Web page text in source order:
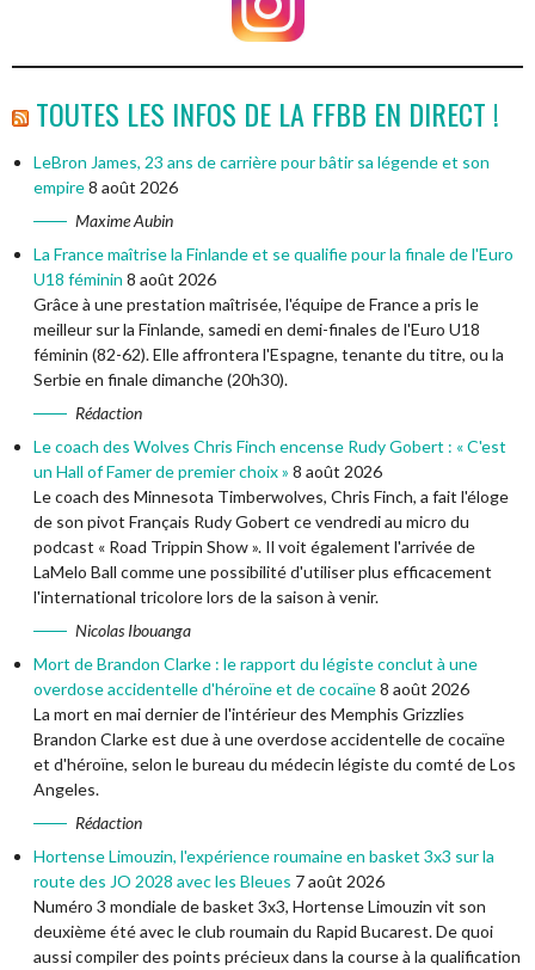
TOUTES LES INFOS DE LA FFBB EN DIRECT !
LeBron James, 23 ans de carrière pour bâtir sa légende et son
empire 8 août 2026
Maxime Aubin
La France maîtrise la Finlande et se qualifie pour la finale de l'Euro
U18 féminin 8 août 2026
Grâce à une prestation maîtrisée, l'équipe de France a pris le
meilleur sur la Finlande, samedi en demi-finales de l'Euro U18
féminin (82-62). Elle affrontera l'Espagne, tenante du titre, ou la
Serbie en finale dimanche (20h30).
Rédaction
Le coach des Wolves Chris Finch encense Rudy Gobert : « C'est
un Hall of Famer de premier choix » 8 août 2026
Le coach des Minnesota Timberwolves, Chris Finch, a fait l'éloge
de son pivot Français Rudy Gobert ce vendredi au micro du
podcast « Road Trippin Show ». Il voit également l'arrivée de
LaMelo Ball comme une possibilité d'utiliser plus efficacement
l'international tricolore lors de la saison à venir.
Nicolas Ibouanga
Mort de Brandon Clarke : le rapport du légiste conclut à une
overdose accidentelle d'héroïne et de cocaïne 8 août 2026
La mort en mai dernier de l'intérieur des Memphis Grizzlies
Brandon Clarke est due à une overdose accidentelle de cocaïne
et d'héroïne, selon le bureau du médecin légiste du comté de Los
Angeles.
Rédaction
Hortense Limouzin, l'expérience roumaine en basket 3x3 sur la
route des JO 2028 avec les Bleues 7 août 2026
Numéro 3 mondiale de basket 3x3, Hortense Limouzin vit son
deuxième été avec le club roumain du Rapid Bucarest. De quoi
aussi compiler des points précieux dans la course à la qualification